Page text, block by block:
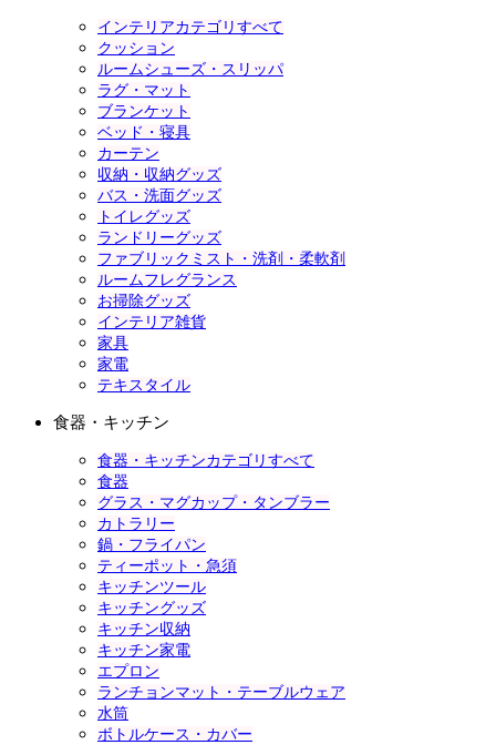
インテリアカテゴリすべて
クッション
ルームシューズ・スリッパ
ラグ・マット
ブランケット
ベッド・寝具
カーテン
収納・収納グッズ
バス・洗面グッズ
トイレグッズ
ランドリーグッズ
ファブリックミスト・洗剤・柔軟剤
ルームフレグランス
お掃除グッズ
インテリア雑貨
家具
家電
テキスタイル
食器・キッチン
食器・キッチンカテゴリすべて
食器
グラス・マグカップ・タンブラー
カトラリー
鍋・フライパン
ティーポット・急須
キッチンツール
キッチングッズ
キッチン収納
キッチン家電
エプロン
ランチョンマット・テーブルウェア
水筒
ボトルケース・カバー